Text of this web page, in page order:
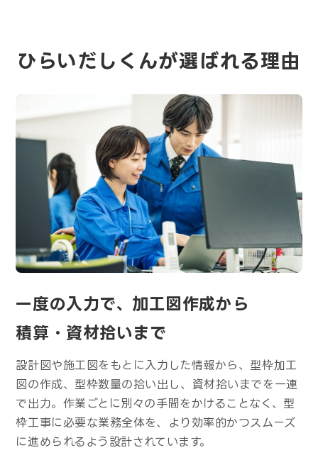
ひらいだしくんが選ばれる理由
一度の入力で、加工図作成から
積算・資材拾いまで
設計図や施工図をもとに入力した情報から、型枠加工
図の作成、型枠数量の拾い出し、資材拾いまでを一連
で出力。作業ごとに別々の手間をかけることなく、型
枠工事に必要な業務全体を、より効率的かつスムーズ
に進められるよう設計されています。